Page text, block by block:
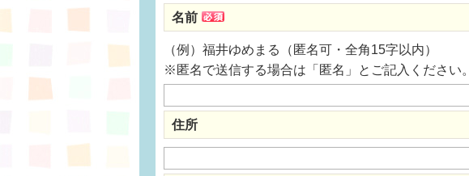
名前
（例）福井ゆめまる（匿名可・全角15字以内）
※匿名で送信する場合は「匿名」とご記入ください。
住所